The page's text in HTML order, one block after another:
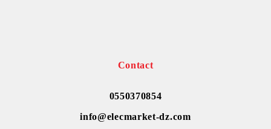
Contact
0550370854
info@elecmarket-dz.com